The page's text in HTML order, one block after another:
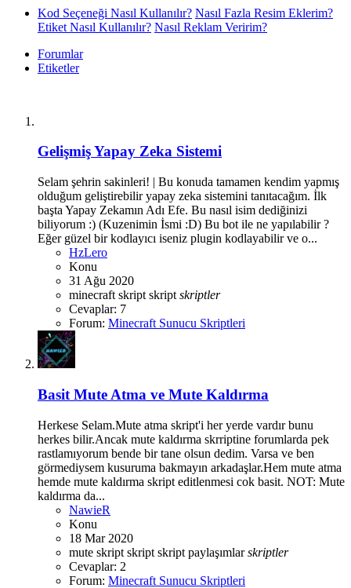
Kod Seçeneği Nasıl Kullanılır? Nasıl Fazla Resim Eklerim?
Etiket Nasıl Kullanılır? Nasıl Reklam Veririm?
Forumlar
Etiketler
Gelişmiş Yapay Zeka Sistemi
Selam şehrin sakinleri! | Bu konuda tamamen kendim yapmış
olduğum geliştirebilir yapay zeka sistemini tanıtacağım. İlk
başta Yapay Zekamın Adı Efe. Bu nasıl isim dediğinizi
biliyorum :) (Kuzenimin İsmi :D) Bu bot ile ne yapılabilir ?
Eğer güzel bir kodlayıcı iseniz plugin kodlayabilir ve o...
HzLero
Konu
31 Ağu 2020
minecraft skript skript skriptler
Cevaplar: 7
Forum: Minecraft Sunucu Skriptleri
Basit Mute Atma ve Mute Kaldırma
Herkese Selam.Mute atma skript'i her yerde vardır bunu
herkes bilir.Ancak mute kaldırma skrriptine forumlarda pek
rastlamıyorum bende bir tane olsun dedim. Varsa ve ben
görmediysem kusuruma bakmayın arkadaşlar.Hem mute atma
hemde mute kaldırma skript editlenmesi cok basit. NOT: Mute
kaldırma da...
NawieR
Konu
18 Mar 2020
mute skript skript skript paylaşımlar skriptler
Cevaplar: 2
Forum: Minecraft Sunucu Skriptleri